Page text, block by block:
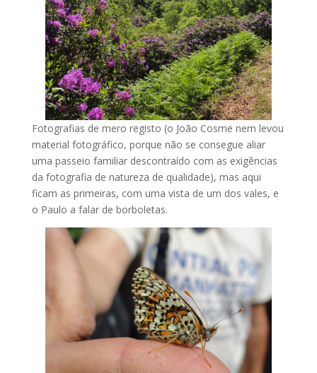
Fotografias de mero registo (o João Cosme nem levou
material fotográfico, porque não se consegue aliar
uma passeio familiar descontraído com as exigências
da fotografia de natureza de qualidade), mas aqui
ficam as primeiras, com uma vista de um dos vales, e
o Paulo a falar de borboletas.